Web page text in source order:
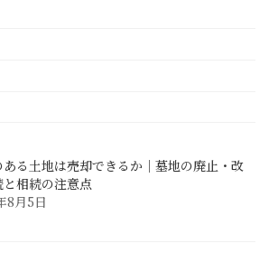
ある土地は売却できるか｜墓地の廃止・改
相続の注意点
8月5日